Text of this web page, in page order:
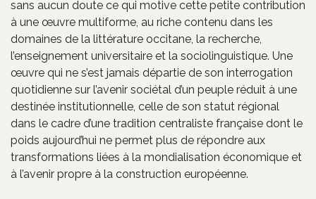
sans aucun doute ce qui motive cette petite contribution
à une œuvre multiforme, au riche contenu dans les
domaines de la littérature occitane, la recherche,
l’enseignement universitaire et la sociolinguistique. Une
œuvre qui ne s’est jamais départie de son interrogation
quotidienne sur l’avenir sociétal d’un peuple réduit à une
destinée institutionnelle, celle de son statut régional
dans le cadre d’une tradition centraliste française dont le
poids aujourd’hui ne permet plus de répondre aux
transformations liées à la mondialisation économique et
à l’avenir propre à la construction européenne.